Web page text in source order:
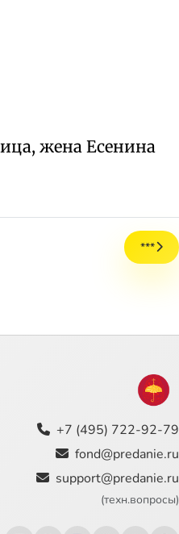
жена Есенина
***
+7 (495) 722-92-79
fond@predanie.ru
support@predanie.ru
(техн.вопросы)